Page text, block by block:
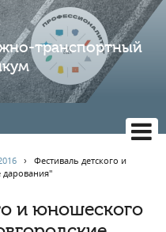
транспортный
›Фестиваль детского и
дарования"
и юношеского